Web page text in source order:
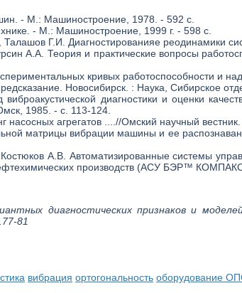
- М.: Машиностроение, 1978. - 592 с.
- М.: Машиностроение, 1999 г. - 598 с.
Г.И. Диагностированияе реодинамики
А.А. Теория и практические вопросы
кривых работоспособности и
Новосибирск. : Наука, Сибирское
диагностики и оценки
1985. - с. 113-124.
насосных агрегатов ....//Омский научный
матрицы вибрации машины и ее
А.В. Автоматизированные системы
производств (АСУ БЭР™
диагностических признаков и
81
вибрация ортогональность оборудование